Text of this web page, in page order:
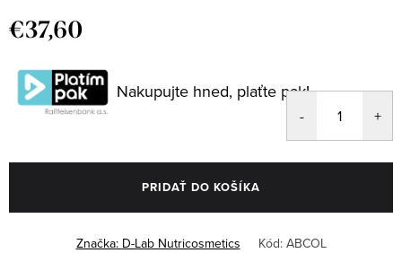
€37,60
cena:
Nakupujte hned, plaťte pak!
PRIDAŤ DO KOŠÍKA
Značka: D-Lab Nutricosmetics Kód: ABCOL